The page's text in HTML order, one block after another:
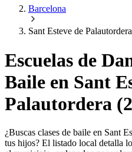
Barcelona
Sant Esteve de Palautordera
Escuelas de
Baile en Sant
Palautordera
¿Buscas clases de baile en Sant
tus hijos? El listado local detalla